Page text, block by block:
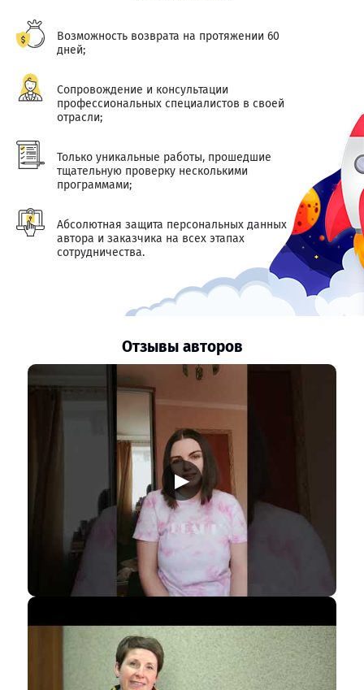
Возможность возврата на протяжении 60
дней;
Сопровождение и консультации
профессиональных специалистов в своей
отрасли;
Только уникальные работы, прошедшие
тщательную проверку несколькими
программами;
Абсолютная защита персональных данных
автора и заказчика на всех этапах
сотрудничества.
Отзывы авторов
▶